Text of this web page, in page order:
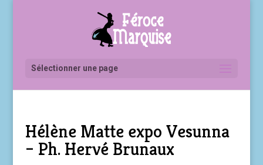
Sélectionner une page
Hélène Matte expo Vesunna
– Ph. Hervé Brunaux